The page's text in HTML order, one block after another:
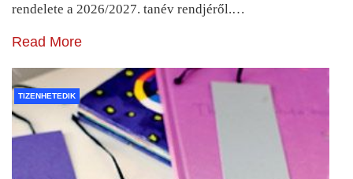
rendelete a 2026/2027. tanév rendjéről.…
Read More
TIZENHETEDIK